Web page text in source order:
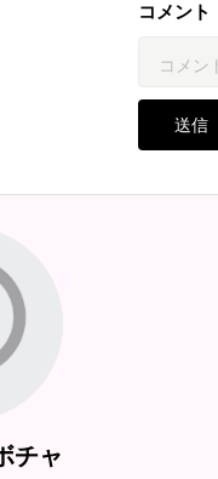
コメント
送信
チャ